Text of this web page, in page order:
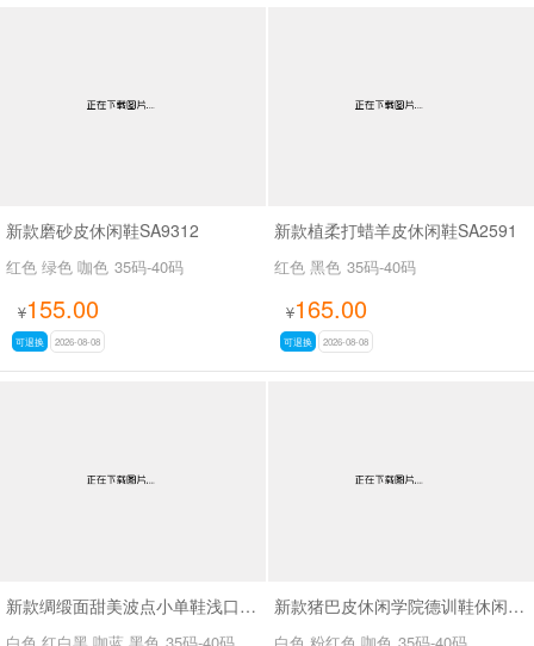
新款磨砂皮休闲鞋SA9312
红色 绿色 咖色 35码-40码
¥155.00
可退换 2026-08-08
新款植柔打蜡羊皮休闲鞋SA2591
红色 黑色 35码-40码
¥165.00
可退换 2026-08-08
新款绸缎面甜美波点小单鞋浅口小单鞋SA8135
白色 红白黑 咖蓝 黑色 35码-40码
新款猪巴皮休闲学院德训鞋休闲鞋SA6078
白色 粉红色 咖色 35码-40码